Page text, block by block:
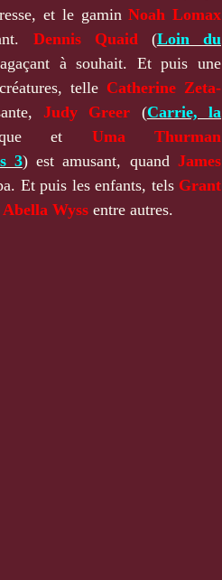
et le gaminNoah Lomax
Dennis Quaid (Loin du
à souhait. Et puis une
telle Catherine Zeta-
Judy Greer (Carrie, la
et Uma Thurman
3) est amusant, quandJames
Et puis les enfants, tels Grant
Abella Wyss entre autres.